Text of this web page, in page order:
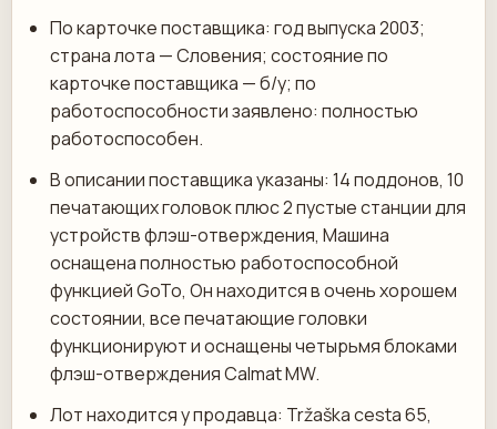
По карточке поставщика: год выпуска 2003;
страна лота — Словения; состояние по
карточке поставщика — б/у; по
работоспособности заявлено: полностью
работоспособен.
В описании поставщика указаны: 14 поддонов, 10
печатающих головок плюс 2 пустые станции для
устройств флэш-отверждения, Машина
оснащена полностью работоспособной
функцией GoTo, Он находится в очень хорошем
состоянии, все печатающие головки
функционируют и оснащены четырьмя блоками
флэш-отверждения Calmat MW.
Лот находится у продавца: Tržaška cesta 65,